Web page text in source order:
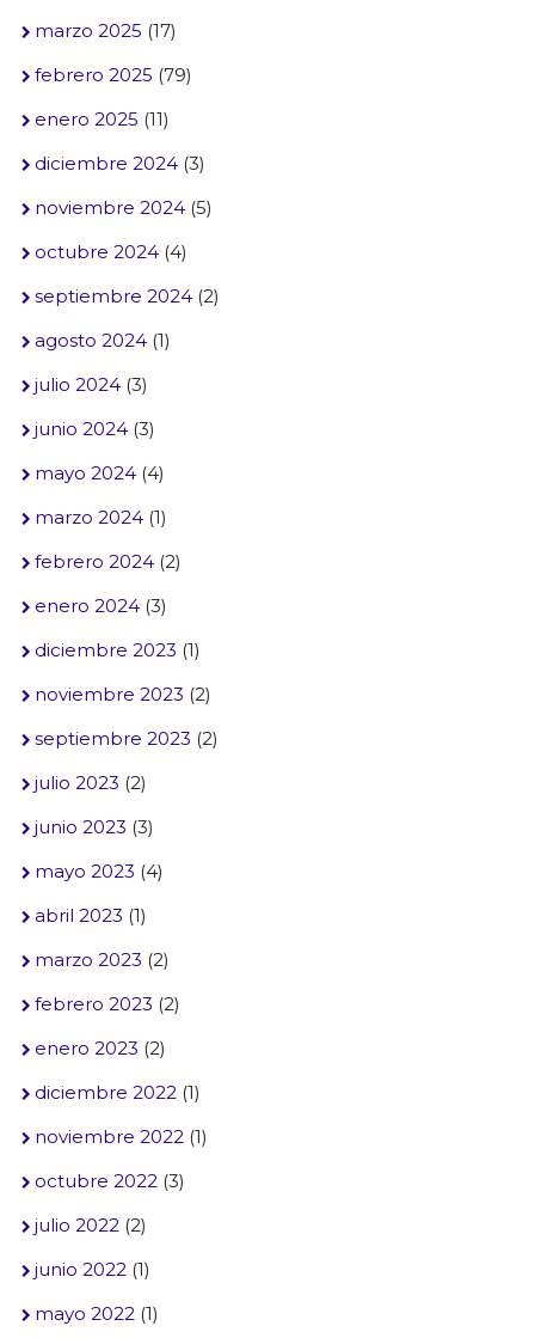
marzo 2025 (17)
febrero 2025 (79)
enero 2025 (11)
diciembre 2024(3)
noviembre 2024(5)
octubre 2024(4)
septiembre 2024(2)
agosto 2024(1)
julio 2024(3)
junio 2024(3)
mayo 2024(4)
marzo 2024(1)
febrero 2024(2)
enero 2024(3)
diciembre 2023 (1)
noviembre 2023 (2)
septiembre 2023 (2)
julio 2023 (2)
junio 2023 (3)
mayo 2023 (4)
abril 2023 (1)
marzo 2023 (2)
febrero 2023 (2)
enero 2023 (2)
diciembre 2022(1)
noviembre 2022(1)
octubre 2022(3)
julio 2022(2)
junio 2022(1)
mayo 2022(1)